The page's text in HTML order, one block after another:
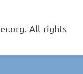
All rights